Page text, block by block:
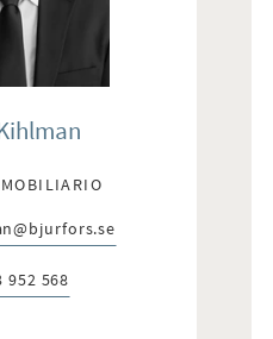
952 568